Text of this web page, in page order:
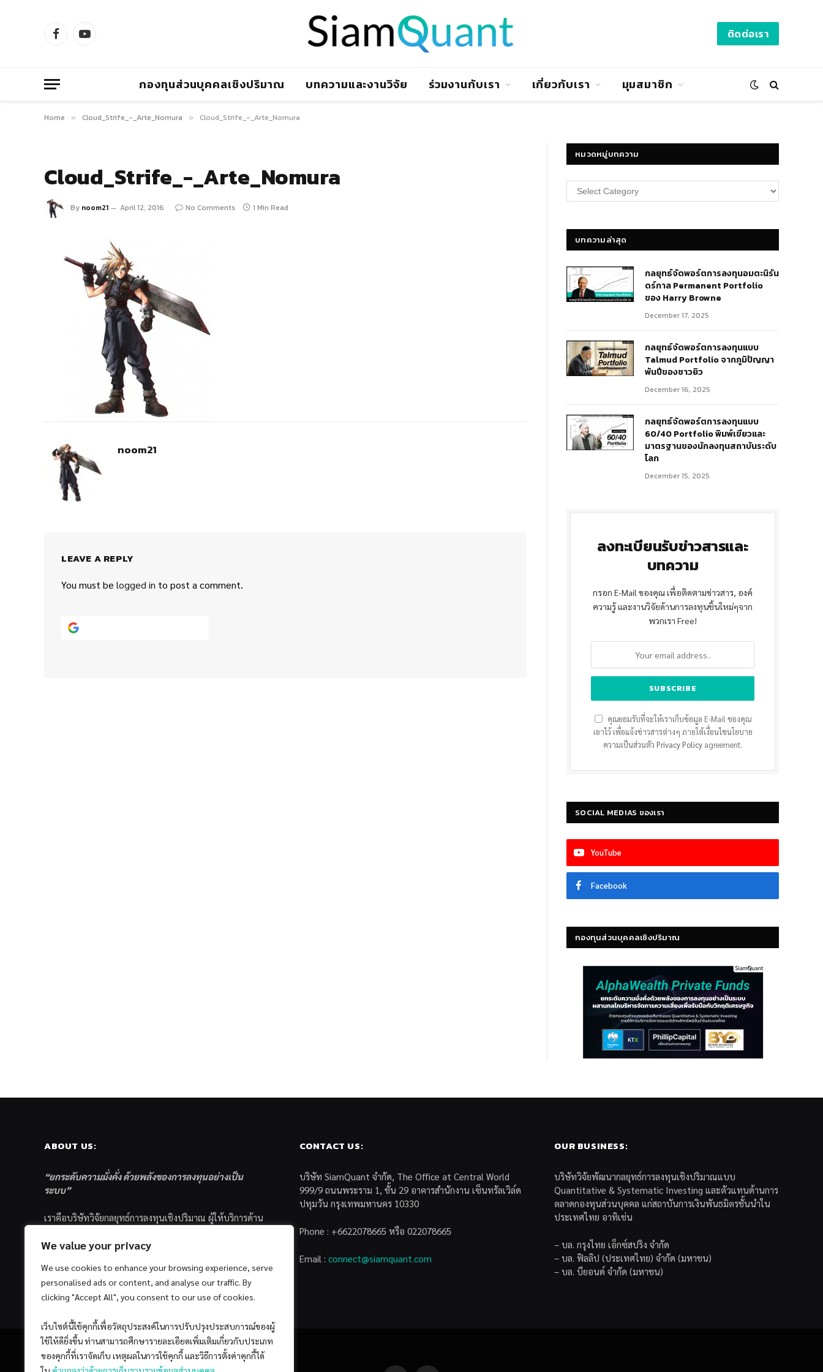
We value your privacy
We use cookies to enhance your browsing experience, serve
personalised ads or content, and analyse our traffic. By
clicking "Accept All", you consent to our use of cookies.
เว็บไซต์นี้ใช้คุกกี้เพื่อวัตถุประสงค์ในการปรับปรุงประสบการณ์ของผู้
ใช้ให้ดียิ่งขึ้น ท่านสามารถศึกษารายละเอียดเพิ่มเติมเกี่ยวกับประเภท
ของคุกกี้ที่เราจัดเก็บ เหตุผลในการใช้คุกกี้ และวิธีการตั้งค่าคุกกี้ได้
FacebookYouTube ติดต่อเรา
กองทุนส่วนบุคคลเชิงปริมาณ บทความและงานวิจัย ร่วมงานกับเรา เกี่ยวกับเรา มุมสมาชิก
Home » Cloud_Strife_-_Arte_Nomura » Cloud_Strife_-_Arte_Nomura
Cloud_Strife_-_Arte_Nomura
By noom21 April 12, 2016 No Comments 1 Min Read
noom21
LEAVE A REPLY
You must be logged in to post a comment.
หมวดหมู่บทความ
หมวด
หมู่
บทความล่าสุด
กลยุทธ์​จัดพอร์ตการลงทุนอมตะนิรัน
ดร์กาล Permanent Portfolio
ของ Harry Browne
December 17, 2025
กลยุทธ์จัดพอร์ตการลงทุนแบบ
Talmud Portfolio จากภูมิปัญญา
พันปีของชาวยิว
December 16, 2025
กลยุทธ์จัดพอร์ตการลงทุนแบบ
60/40 Portfolio พิมพ์เขียวและ
มาตรฐานของนักลงทุนสถาบันระดับ
โลก
December 15, 2025
ลงทะเบียนรับข่าวสารและ
บทความ
กรอก E-Mail ของคุณ เพื่อติดตามข่าวสาร, องค์
ความรู้ และงานวิจัยด้านการลงทุนชิ้นใหม่ๆจาก
พวกเรา Free!
คุณยอมรับที่จะให้เราเก็บข้อมูล E-Mail ของคุณ
เอาไว้ เพื่อแจ้งข่าวสารต่างๆ ภายใต้เงื่อนไขนโยบาย
ความเป็นส่วนตัว Privacy Policy agreement.
SOCIAL MEDIAS ของเรา
YouTube
Facebook
กองทุนส่วนบุคคลเชิงปริมาณ
ABOUT US:
“ยกระดับความมั่งคั่ง ด้วยพลังของการลงทุนอย่างเป็น
ระบบ”
เราคือบริษัทวิจัยกลยุทธ์การลงทุนเชิงปริมาณ ผู้ให้บริการด้าน
ส่วนบุคคล ซึ่งมีเป้าหมายที่จะช่วยเหลือให้นักลงทุนไทย
ด้วยแนวคิดและกระบวนการลงทุนอย่างเป็นระบบแบบ
Quantitative & Systematic Investing
CONTACT US:
บริษัท SiamQuant จำกัด, The Office at Central World
999/9 ถนนพระราม 1, ชั้น 29 อาคารสำนักงาน เซ็นทรัลเวิล์ด
ปทุมวัน กรุงเทพมหานคร 10330
Phone : +6622078665 หรือ 022078665
Email : connect@siamquant.com
OUR BUSINESS:
บริษัทวิจัยพัฒนากลยุทธ์การลงทุนเชิงปริมาณแบบ
Quantitative & Systematic Investing และตัวแทนด้านการ
ตลาดกองทุนส่วนบุคคล แก่สถาบันการเงินพันธมิตรชั้นนำใน
ประเทศไทย อาทิเช่น
– บล. กรุงไทย เอ็กซ์สปริง จำกัด
– บล. ฟิลลิป (ประเทศไทย) จำกัด (มหาชน)
– บล. บียอนด์ จำกัด (มหาชน)